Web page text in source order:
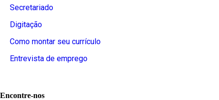
Secretariado
Digitação
Como montar seu currículo
Entrevista de emprego
Encontre-nos